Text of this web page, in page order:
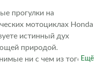
прогулки на
мотоциклах Honda
истинный дух
природой.
ни с чем из того,Ещё